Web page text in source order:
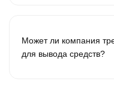
Может ли компания
для вывода средств?